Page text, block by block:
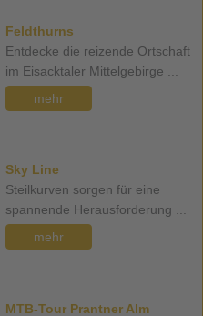
Feldthurns
Entdecke die reizende Ortschaft
im Eisacktaler Mittelgebirge ...
mehr
Sky Line
Steilkurven sorgen für eine
spannende Herausforderung ...
mehr
MTB-Tour Prantner Alm